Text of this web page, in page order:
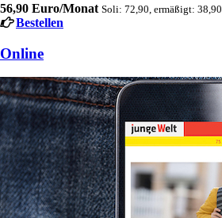
56,90 Euro/Monat Soli: 72,90, ermäßigt: 38,90
Bestellen
Online